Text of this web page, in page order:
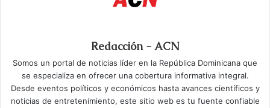
Redacción - ACN
Somos un portal de noticias líder en la República Dominicana que
se especializa en ofrecer una cobertura informativa integral.
Desde eventos políticos y económicos hasta avances científicos y
noticias de entretenimiento, este sitio web es tu fuente confiable